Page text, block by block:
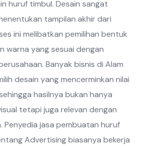
huruf timbul. Desain sangat
tampilan akhir dari
ini melibatkan pemilihan bentuk
warna yang sesuai dengan
Banyak bisnis di Alam
desain yang mencerminkan nilai
hasilnya bukan hanya
tetapi juga relevan dengan
Penyedia jasa pembuatan huruf
Advertising biasanya bekerja